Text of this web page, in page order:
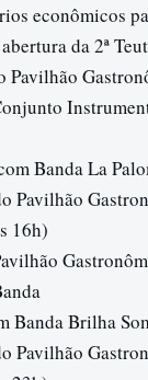
econômicos
da 2ª
Pavilhão
Banda La
Pavilhão
16h)
Banda Brilha
Pavilhão